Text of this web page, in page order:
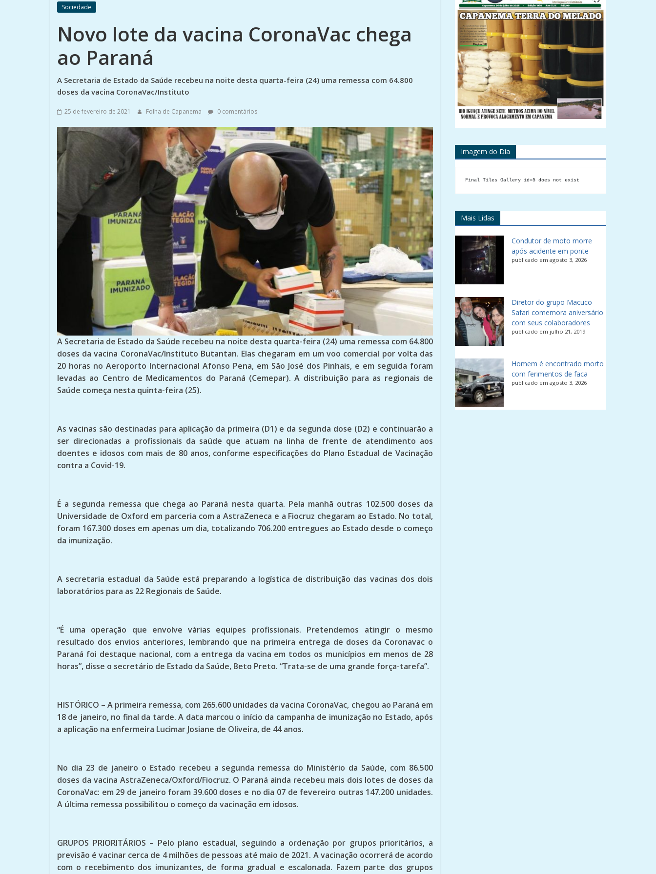
Sociedade
Novo lote da vacina CoronaVac chega
ao Paraná
A Secretaria de Estado da Saúde recebeu na noite desta quarta-feira (24) uma remessa com 64.800
doses da vacina CoronaVac/Instituto
25 de fevereiro de 2021 Folha de Capanema 0 comentários
A Secretaria de Estado da Saúde recebeu na noite desta quarta-feira (24) uma remessa com 64.800
doses da vacina CoronaVac/Instituto Butantan. Elas chegaram em um voo comercial por volta das
20 horas no Aeroporto Internacional Afonso Pena, em São José dos Pinhais, e em seguida foram
levadas ao Centro de Medicamentos do Paraná (Cemepar). A distribuição para as regionais de
Saúde começa nesta quinta-feira (25).
As vacinas são destinadas para aplicação da primeira (D1) e da segunda dose (D2) e continuarão a
ser direcionadas a profissionais da saúde que atuam na linha de frente de atendimento aos
doentes e idosos com mais de 80 anos, conforme especificações do Plano Estadual de Vacinação
contra a Covid-19.
É a segunda remessa que chega ao Paraná nesta quarta. Pela manhã outras 102.500 doses da
Universidade de Oxford em parceria com a AstraZeneca e a Fiocruz chegaram ao Estado. No total,
foram 167.300 doses em apenas um dia, totalizando 706.200 entregues ao Estado desde o começo
da imunização.
A secretaria estadual da Saúde está preparando a logística de distribuição das vacinas dos dois
laboratórios para as 22 Regionais de Saúde.
“É uma operação que envolve várias equipes profissionais. Pretendemos atingir o mesmo
resultado dos envios anteriores, lembrando que na primeira entrega de doses da Coronavac o
Paraná foi destaque nacional, com a entrega da vacina em todos os municípios em menos de 28
horas”, disse o secretário de Estado da Saúde, Beto Preto. “Trata-se de uma grande força-tarefa”.
HISTÓRICO – A primeira remessa, com 265.600 unidades da vacina CoronaVac, chegou ao Paraná em
18 de janeiro, no final da tarde. A data marcou o início da campanha de imunização no Estado, após
a aplicação na enfermeira Lucimar Josiane de Oliveira, de 44 anos.
No dia 23 de janeiro o Estado recebeu a segunda remessa do Ministério da Saúde, com 86.500
doses da vacina AstraZeneca/Oxford/Fiocruz. O Paraná ainda recebeu mais dois lotes de doses da
CoronaVac: em 29 de janeiro foram 39.600 doses e no dia 07 de fevereiro outras 147.200 unidades.
A última remessa possibilitou o começo da vacinação em idosos.
GRUPOS PRIORITÁRIOS – Pelo plano estadual, seguindo a ordenação por grupos prioritários, a
previsão é vacinar cerca de 4 milhões de pessoas até maio de 2021. A vacinação ocorrerá de acordo
com o recebimento dos imunizantes, de forma gradual e escalonada. Fazem parte dos grupos
Imagem do Dia
Final Tiles Gallery id=5 does not exist
Mais Lidas
Condutor de moto morre
após acidente em ponte
publicado em agosto 3, 2026
Diretor do grupo Macuco
Safari comemora aniversário
com seus colaboradores
publicado em julho 21, 2019
Homem é encontrado morto
com ferimentos de faca
publicado em agosto 3, 2026